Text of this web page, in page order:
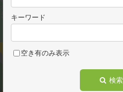
キーワード
空き有のみ表示
検索